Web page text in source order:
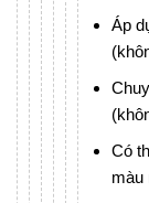
Áp
Có
màu